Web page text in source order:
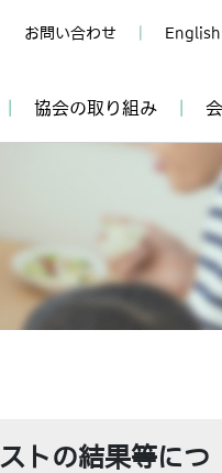
お問い合わせ English
協会の取り組み
トの結果等につ